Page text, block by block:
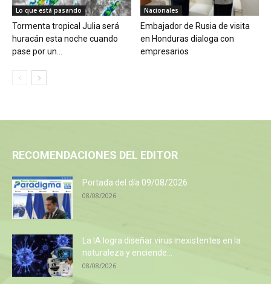
Lo que está pasando
Tormenta tropical Julia será
huracán esta noche cuando
pase por un...
Nacionales
Embajador de Rusia de visita
en Honduras dialoga con
empresarios
RECOMENDACIONES DEL EDITOR
Portada del día 09/08/2026
08/08/2026
La IA logra diseñar virus inexistentes en la
naturaleza y enciende...
08/08/2026